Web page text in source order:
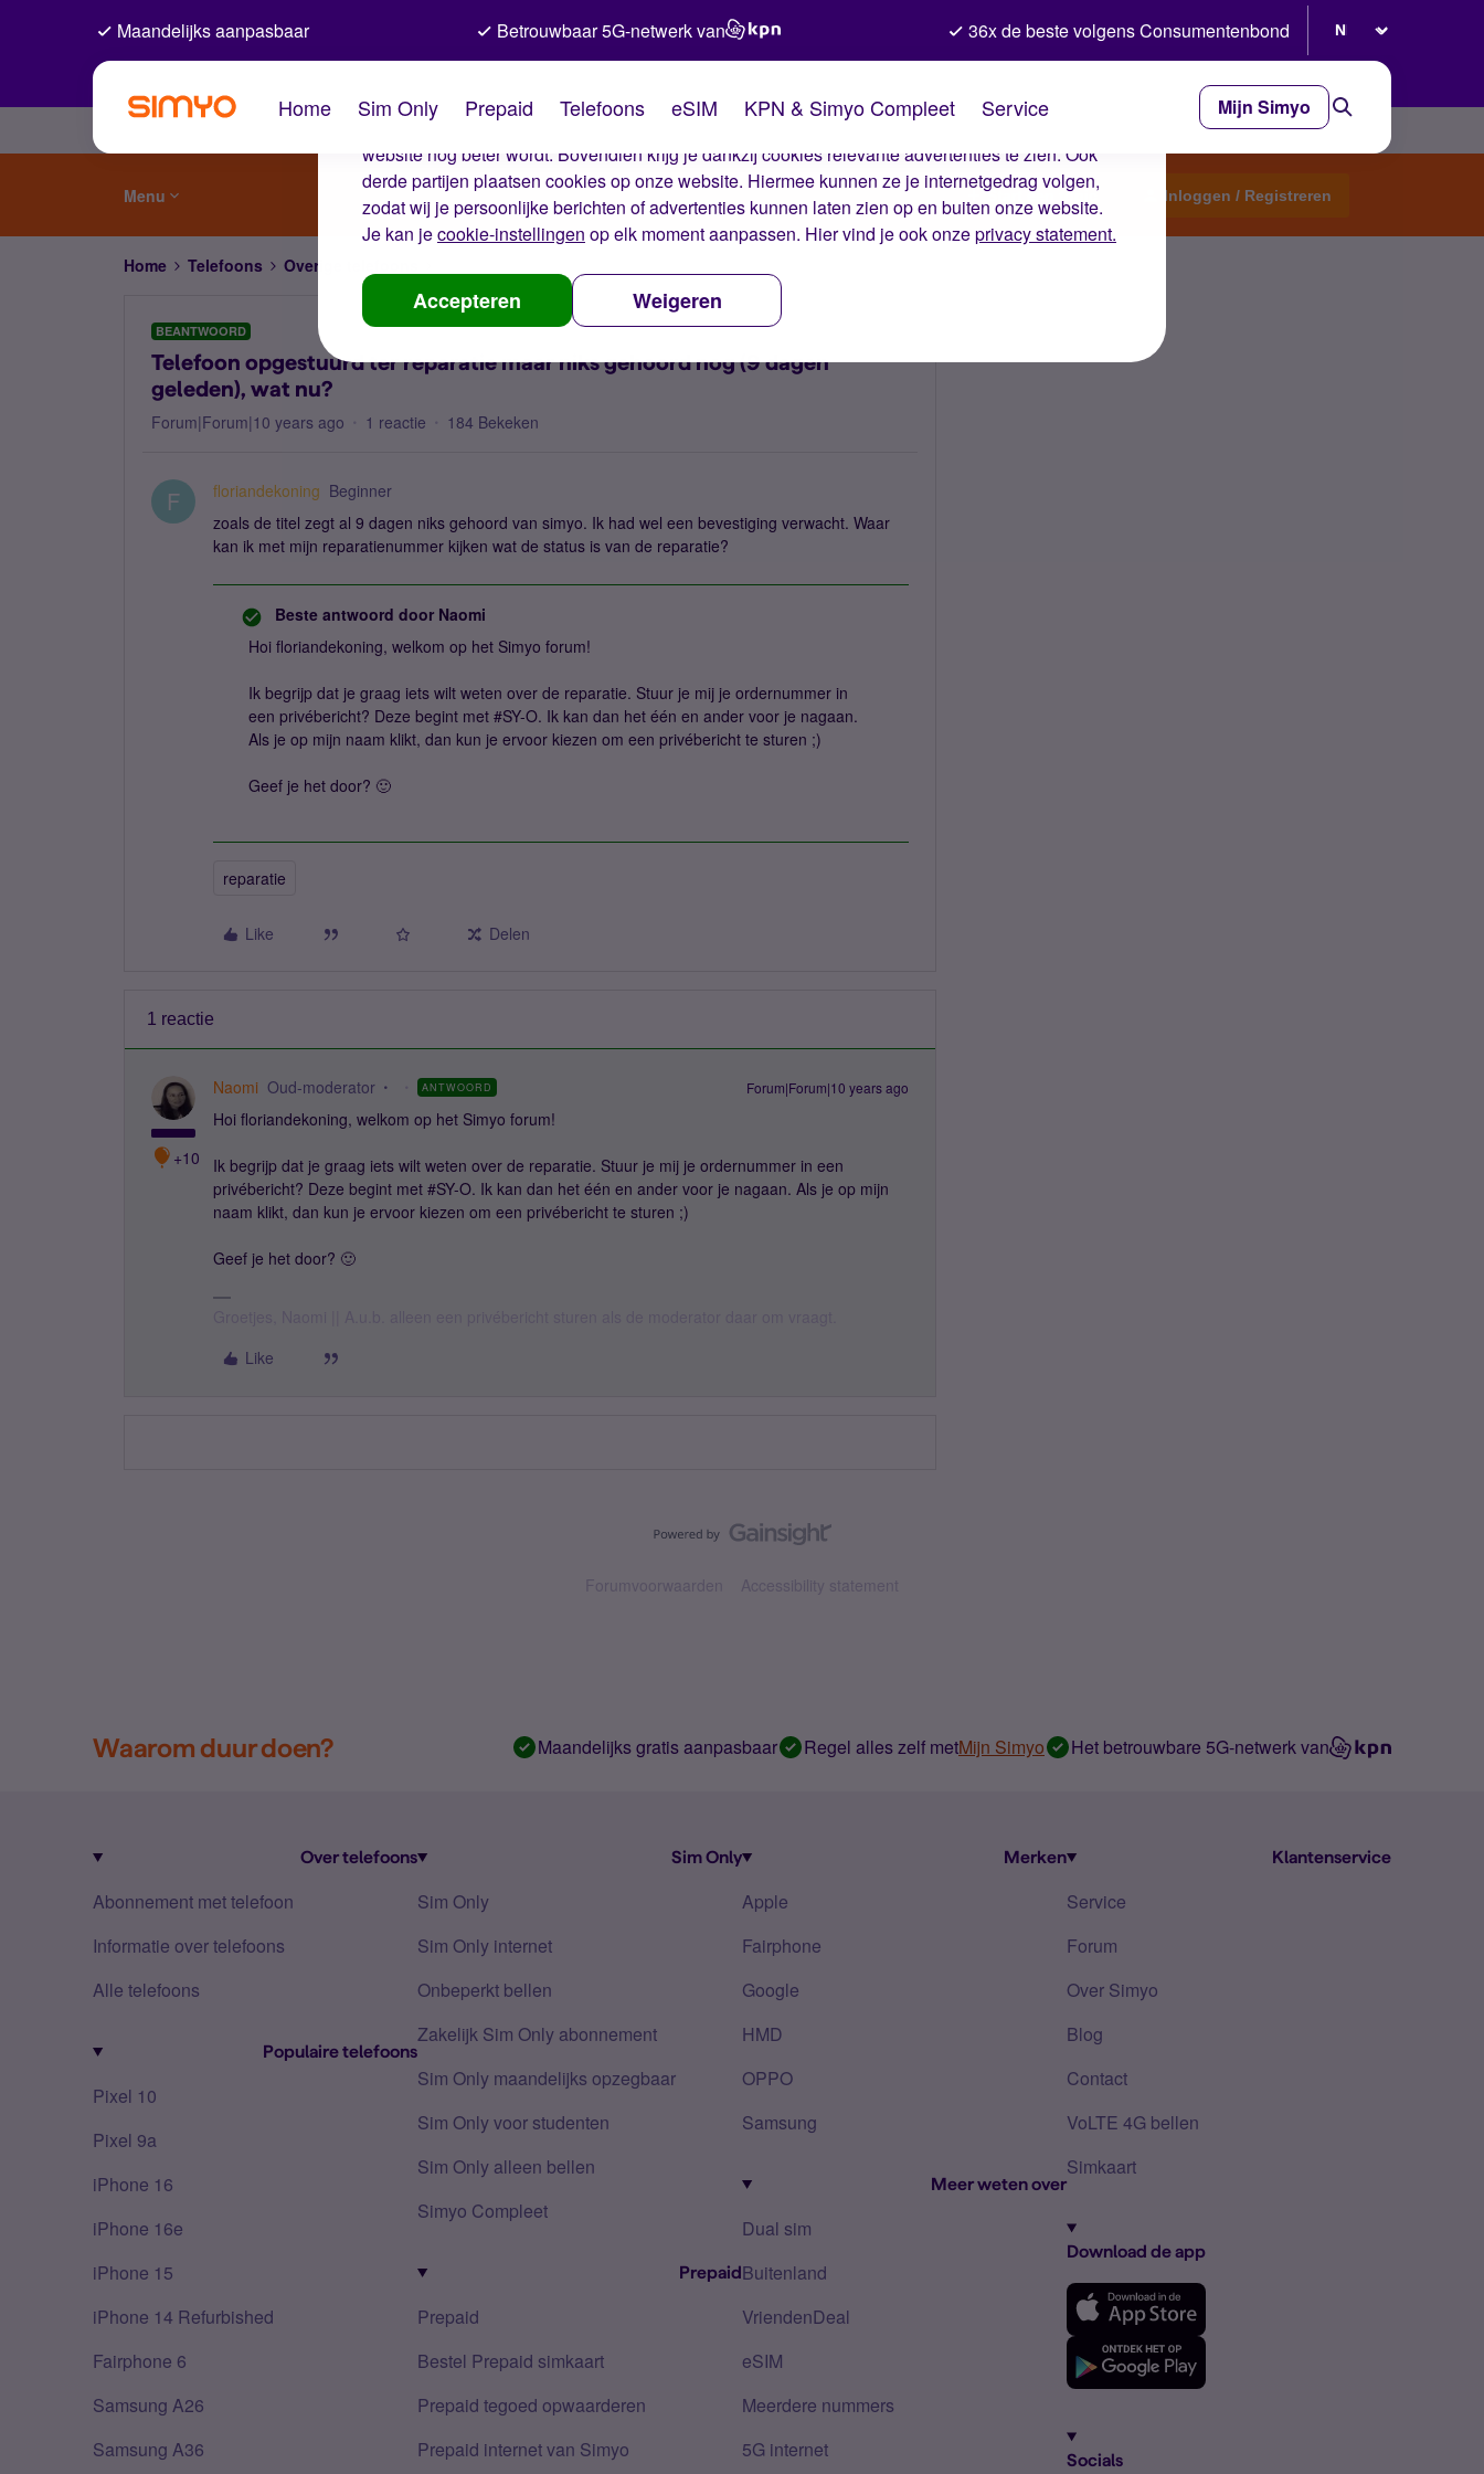
De cookies van Simyo
Wij gebruiken cookies op onze website. Met deze cookies zorgen wij ervoor dat je ervaring op de
website nog beter wordt. Bovendien krijg je dankzij cookies relevante advertenties te zien. Ook
derde partijen plaatsen cookies op onze website. Hiermee kunnen ze je internetgedrag volgen,
zodat wij je persoonlijke berichten of advertenties kunnen laten zien op en buiten onze website.
Je kan jecookie-instellingen op elk moment aanpassen. Hier vind je ook onzeprivacy statement.
Accepteren Weigeren
Maandelijks aanpasbaar Betrouwbaar 5G-netwerk van 36x de beste volgens Consumentenbond
Home Sim Only Prepaid Telefoons eSIM KPN & Simyo Compleet Service Mijn Simyo
Menu Start een topic Inloggen / Registreren
Home Telefoons Overige telefoons
BEANTWOORD
Telefoon opgestuurd ter reparatie maar niks gehoord nog (9 dagen
geleden), wat nu?
Forum|Forum|10 years ago 1 reactie 184 Bekeken
F floriandekoning Beginner
zoals de titel zegt al 9 dagen niks gehoord van simyo. Ik had wel een bevestiging verwacht. Waar
kan ik met mijn reparatienummer kijken wat de status is van de reparatie?
Beste antwoord door Naomi
Hoi floriandekoning, welkom op het Simyo forum!
Ik begrijp dat je graag iets wilt weten over de reparatie. Stuur je mij je ordernummer in
een privébericht? Deze begint met #SY-O. Ik kan dan het één en ander voor je nagaan.
Als je op mijn naam klikt, dan kun je ervoor kiezen om een privébericht te sturen ;)
Geef je het door? 🙂
reparatie
Like Delen
1 reactie
+10
Naomi Oud-moderator ANTWOORD Forum|Forum|10 years ago
Hoi floriandekoning, welkom op het Simyo forum!
Ik begrijp dat je graag iets wilt weten over de reparatie. Stuur je mij je ordernummer in een
privébericht? Deze begint met #SY-O. Ik kan dan het één en ander voor je nagaan. Als je op mijn
naam klikt, dan kun je ervoor kiezen om een privébericht te sturen ;)
Geef je het door? 🙂
Like
Forumvoorwaarden Accessibility statement
Waarom duur doen? Maandelijks gratis aanpasbaar Regel alles zelf metMijn Simyo Het betrouwbare 5G-netwerk van
Over telefoons
Abonnement met telefoon
Informatie over telefoons
Alle telefoons
Populaire telefoons
Pixel 10
Pixel 9a
iPhone 16
iPhone 16e
iPhone 15
iPhone 14 Refurbished
Fairphone 6
Samsung A26
Samsung A36
Sim Only
Sim Only
Sim Only internet
Onbeperkt bellen
Zakelijk Sim Only abonnement
Sim Only maandelijks opzegbaar
Sim Only voor studenten
Sim Only alleen bellen
Simyo Compleet
Prepaid
Prepaid
Bestel Prepaid simkaart
Prepaid tegoed opwaarderen
Prepaid internet van Simyo
Merken
Apple
Fairphone
Google
HMD
OPPO
Samsung
Meer weten over
Dual sim
Buitenland
VriendenDeal
eSIM
Meerdere nummers
5G internet
Klantenservice
Service
Forum
Over Simyo
Blog
Contact
VoLTE 4G bellen
Simkaart
Download de app
Socials